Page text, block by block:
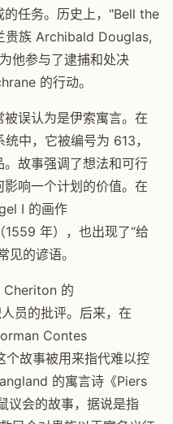
的任务。历史上，"Bell the
贵族 Archibald Douglas,
他参与了逮捕和处决
的行动。
误认为是伊索寓言。在
中，它被编号为 613，
故事强调了想法和可行
响一个计划的价值。在
I 的画作
年），也出现了“给
见的谚语。
Cheriton 的
员的批评。后来，在
Contes
故事被用来指代难以控
的寓言诗《Piers
议会的故事，据说是指